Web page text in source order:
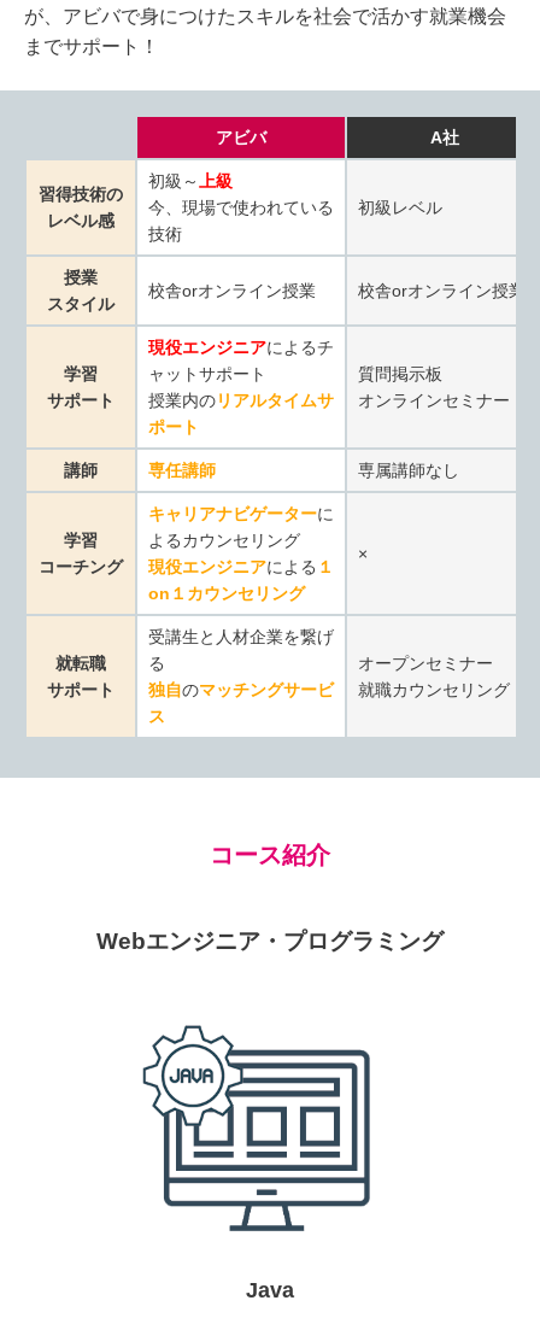
が、アビバで身につけたスキルを社会で活かす就業機会
までサポート！
アビバ A社
習得技術の
レベル感
初級～
上級
今、現場で使われている
技術
初級レベル
授業
スタイル
校舎orオンライン授業 校舎orオンライン授業
学習
サポート
現役エンジニアによるチ
ャットサポート
授業内のリアルタイムサ
ポート
質問掲示板
オンラインセミナー
講師 専任講師 専属講師なし
学習
コーチング
キャリアナビゲーターに
よるカウンセリング
現役エンジニアによる １
on１カウンセリング
×
就転職
サポート
受講生と人材企業を繋げ
る
独自のマッチングサービ
ス
オープンセミナー
就職カウンセリング
コース紹介
Webエンジニア・プログラミング
Java